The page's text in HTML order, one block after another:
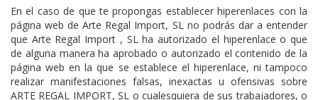
En el caso de que te propongas establecer hiperenlaces con la
página web de Arte Regal Import, SL no podrás dar a entender
que Arte Regal Import , SL ha autorizado el hiperenlace o que
de alguna manera ha aprobado o autorizado el contenido de la
página web en la que se establece el hiperenlace, ni tampoco
realizar manifestaciones falsas, inexactas u ofensivas sobre
ARTE REGAL IMPORT, SL o cualesquiera de sus trabajadores, o